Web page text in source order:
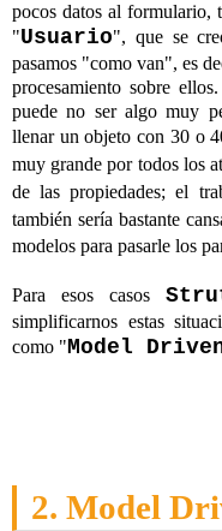
pocos datos al formulario,
"Usuario", que se
pasamos "como van", es
procesamiento sobre
puede no ser algo muy
llenar un objeto con 30 o
muy grande por todos los
de las propiedades; el
también sería bastante
modelos para pasarle los
Para esos casos
simplificarnos estas
como "Model
2. Model